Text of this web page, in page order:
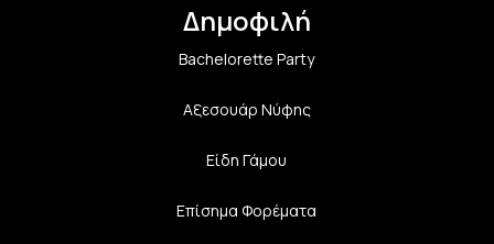
Δημοφιλή
Bachelorette Party
Αξεσουάρ Νύφης
Είδη Γάμου
Επίσημα Φορέματα